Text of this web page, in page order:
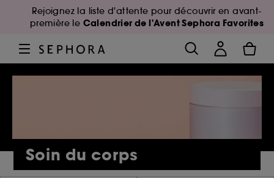
Rejoignez la liste d'attente pour découvrir en avant-
première le Calendrier de l'Avent Sephora Favorites
Soin du corps